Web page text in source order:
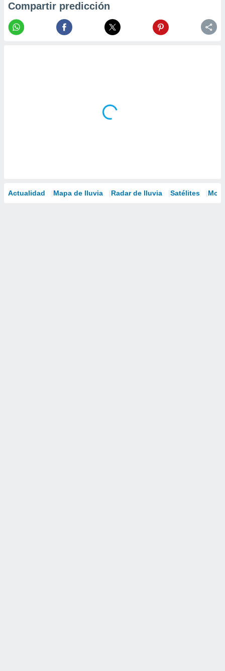
Compartir predicción
Actualidad Mapa de lluvia Radar de lluvia Satélites